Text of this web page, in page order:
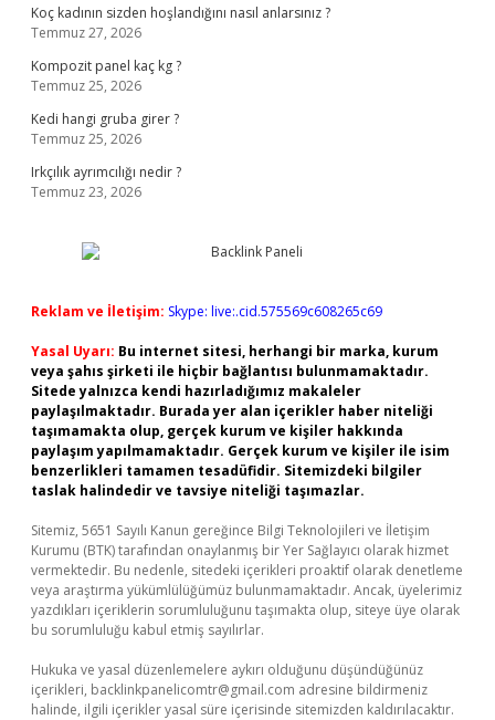
Koç kadının sizden hoşlandığını nasıl anlarsınız ?
Temmuz 27, 2026
Kompozit panel kaç kg ?
Temmuz 25, 2026
Kedi hangi gruba girer ?
Temmuz 25, 2026
Irkçılık ayrımcılığı nedir ?
Temmuz 23, 2026
Reklam ve İletişim: Skype: live:.cid.575569c608265c69
Yasal Uyarı: Bu internet sitesi, herhangi bir marka, kurum
veya şahıs şirketi ile hiçbir bağlantısı bulunmamaktadır.
Sitede yalnızca kendi hazırladığımız makaleler
paylaşılmaktadır. Burada yer alan içerikler haber niteliği
taşımamakta olup, gerçek kurum ve kişiler hakkında
paylaşım yapılmamaktadır. Gerçek kurum ve kişiler ile isim
benzerlikleri tamamen tesadüfidir. Sitemizdeki bilgiler
taslak halindedir ve tavsiye niteliği taşımazlar.
Sitemiz, 5651 Sayılı Kanun gereğince Bilgi Teknolojileri ve İletişim
Kurumu (BTK) tarafından onaylanmış bir Yer Sağlayıcı olarak hizmet
vermektedir. Bu nedenle, sitedeki içerikleri proaktif olarak denetleme
veya araştırma yükümlülüğümüz bulunmamaktadır. Ancak, üyelerimiz
yazdıkları içeriklerin sorumluluğunu taşımakta olup, siteye üye olarak
bu sorumluluğu kabul etmiş sayılırlar.
Hukuka ve yasal düzenlemelere aykırı olduğunu düşündüğünüz
içerikleri, backlinkpanelicomtr@gmail.com adresine bildirmeniz
halinde, ilgili içerikler yasal süre içerisinde sitemizden kaldırılacaktır.